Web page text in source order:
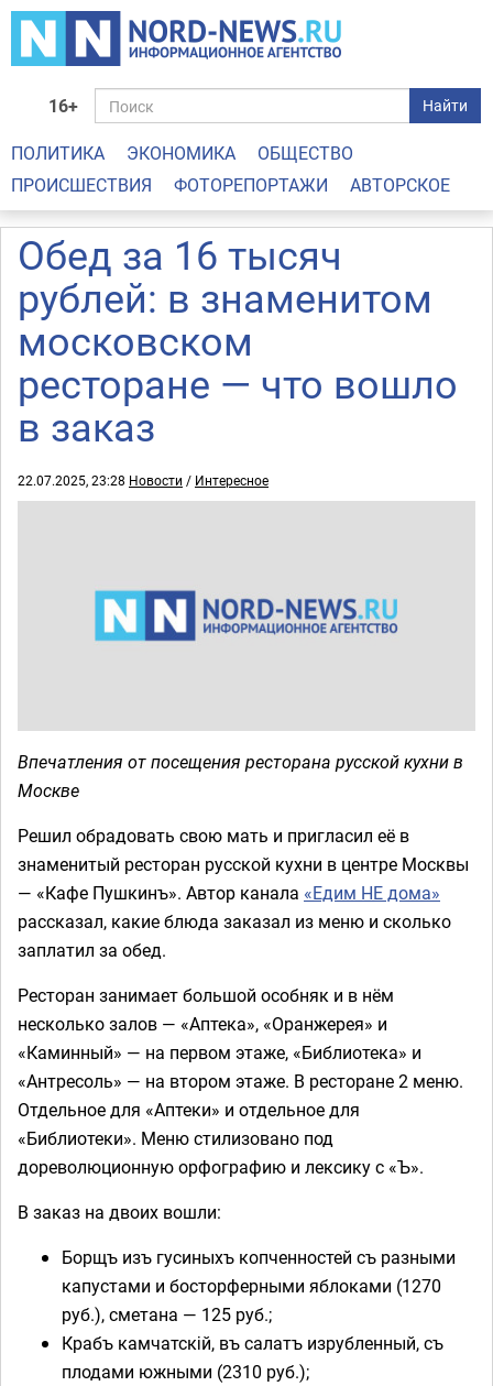
16+ Найти
ПОЛИТИКА ЭКОНОМИКА
ОБЩЕСТВО
ПРОИСШЕСТВИЯ
ФОТОРЕПОРТАЖИ АВТОРСКОЕ
Обед за 16 тысяч
рублей: в знаменитом
московском
ресторане — что вошло
в заказ
22.07.2025, 23:28 Новости / Интересное
Впечатления от посещения ресторана русской кухни в
Москве
Решил обрадовать свою мать и пригласил её в
знаменитый ресторан русской кухни в центре Москвы
— «Кафе Пушкинъ». Автор канала «Едим НЕ дома»
рассказал, какие блюда заказал из меню и сколько
заплатил за обед.
Ресторан занимает большой особняк и в нём
несколько залов — «Аптека», «Оранжерея» и
«Каминный» — на первом этаже, «Библиотека» и
«Антресоль» — на втором этаже. В ресторане 2 меню.
Отдельное для «Аптеки» и отдельное для
«Библиотеки». Меню стилизовано под
дореволюционную орфографию и лексику с «Ъ».
В заказ на двоих вошли:
Борщъ изъ гусиныхъ копченностей съ разными
капустами и босторферными яблоками (1270
руб.), сметана — 125 руб.;
Крабъ камчатскій, въ салатъ изрубленный, съ
плодами южными (2310 руб.);